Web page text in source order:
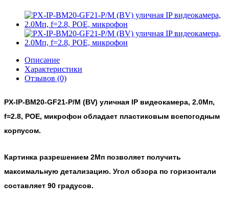
Описание
Характеристики
Отзывов (0)
PX-IP-BM20-GF21-P/M (BV) уличная IP видеокамера, 2.0Мп,
f=2.8, POE, микрофон обладает пластиковым всепогодным
корпусом.
Картинка разрешением 2Мп позволяет получить
максимальную детализацию. Угол обзора по горизонтали
составляет 90 градусов.